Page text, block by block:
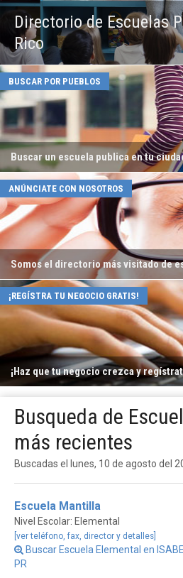
Directorio de Escuelas
Rico
Buscar un escuela publica en tu
BUSCAR POR PUEBLOS
Somos el directorio más visitado de
ANÚNCIATE CON NOSOTROS
¡Haz que tu negocio crezca y
¡REGÍSTRA TU NEGOCIO GRATIS!
Busqueda de
más recientes
Buscadas el lunes, 10 de agosto del
Escuela Mantilla
Nivel Escolar: Elemental
[ver teléfono, fax, director y detalles]
Buscar Escuela Elemental en
PR